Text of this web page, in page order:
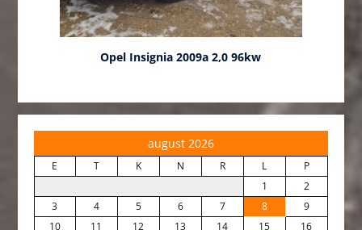
Opel Insignia 2009a 2,0 96kw
august 2026
E T K N R L
P
1
2
3
4 5 6 7 8
9
10
11 12 13 14 15 16